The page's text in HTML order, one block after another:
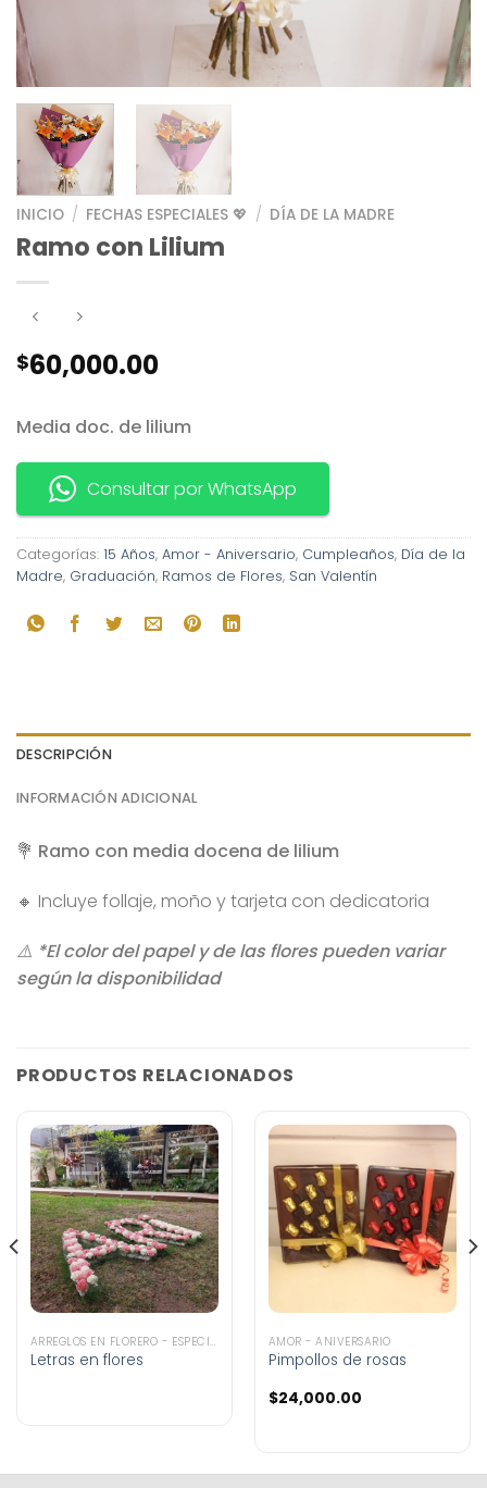
INICIO / FECHAS ESPECIALES 💖 / DÍA DE LA MADRE
Ramo con Lilium
$60,000.00
Media doc. de lilium
Consultar por WhatsApp
Categorías: 15 Años, Amor - Aniversario, Cumpleaños, Día de la
Madre, Graduación, Ramos de Flores, San Valentín
DESCRIPCIÓN
INFORMACIÓN ADICIONAL
💐 Ramo con media docena de lilium
🔸 Incluye follaje, moño y tarjeta con dedicatoria
⚠️ *El color del papel y de las flores pueden variar
según la disponibilidad
PRODUCTOS RELACIONADOS
ARREGLOS EN FLORERO - ESPECIALES
Letras en flores
AMOR - ANIVERSARIO
Pimpollos de rosas
$24,000.00